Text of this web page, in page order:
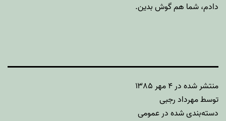
دادم، شما هم گوش بدین.
منتشر شده در۴ مهر ۱۳۸۵
توسطمهرداد رجبی
دسته‌بندی شده درعمومی